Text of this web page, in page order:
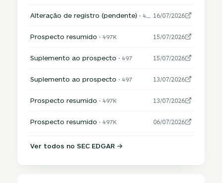
Alteração de registro (pendente) ·485APOS 16/07/2026
Prospecto resumido ·497K 15/07/2026
Suplemento ao prospecto ·497 15/07/2026
Suplemento ao prospecto ·497 13/07/2026
Prospecto resumido ·497K 13/07/2026
Prospecto resumido ·497K 06/07/2026
Ver todos no SEC EDGAR →